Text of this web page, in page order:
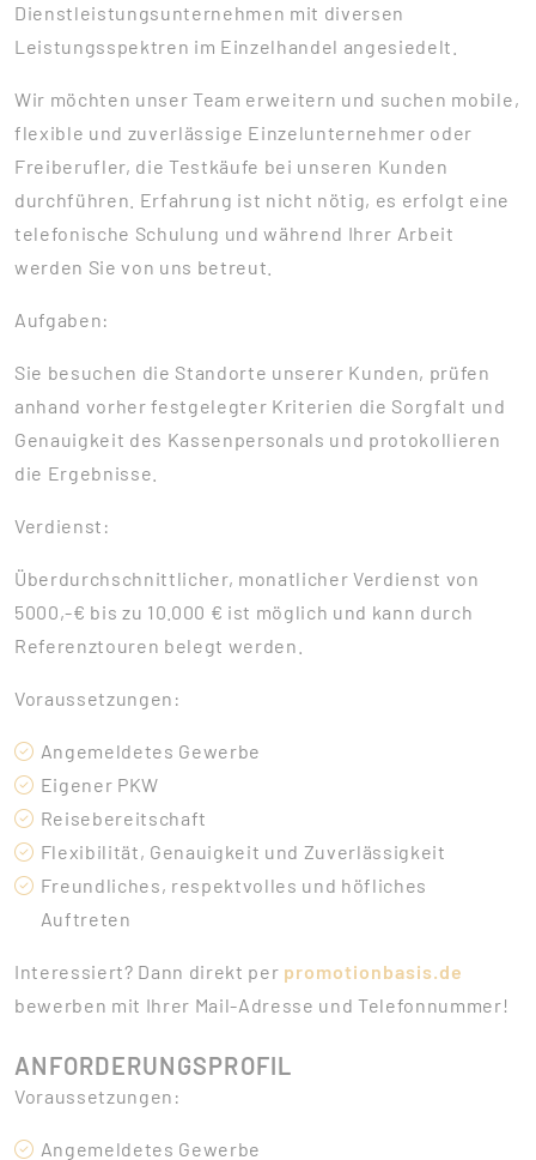
Dienstleistungsunternehmen mit diversen
Leistungsspektren im Einzelhandel angesiedelt.
Wir möchten unser Team erweitern und suchen mobile,
flexible und zuverlässige Einzelunternehmer oder
Freiberufler, die Testkäufe bei unseren Kunden
durchführen. Erfahrung ist nicht nötig, es erfolgt eine
telefonische Schulung und während Ihrer Arbeit
werden Sie von uns betreut.
Aufgaben:
Sie besuchen die Standorte unserer Kunden, prüfen
anhand vorher festgelegter Kriterien die Sorgfalt und
Genauigkeit des Kassenpersonals und protokollieren
die Ergebnisse.
Verdienst:
Überdurchschnittlicher, monatlicher Verdienst von
5000,-€ bis zu 10.000 € ist möglich und kann durch
Referenztouren belegt werden.
Voraussetzungen:
Angemeldetes Gewerbe
Eigener PKW
Reisebereitschaft
Flexibilität, Genauigkeit und Zuverlässigkeit
Freundliches, respektvolles und höfliches
Auftreten
Interessiert? Dann direkt per promotionbasis.de
bewerben mit Ihrer Mail-Adresse und Telefonnummer!
ANFORDERUNGSPROFIL
Voraussetzungen:
Angemeldetes Gewerbe